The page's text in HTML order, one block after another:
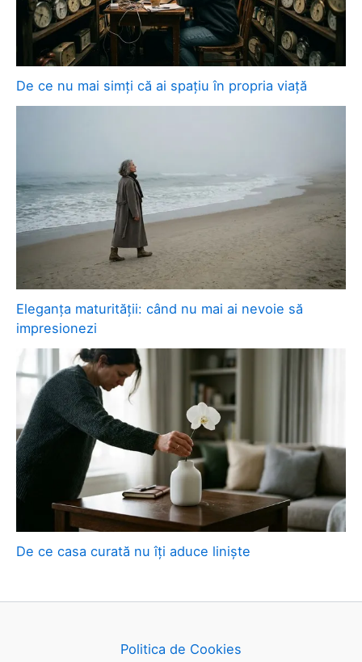
De ce nu mai simți că ai spațiu în propria viață
Eleganța maturității: când nu mai ai nevoie să
impresionezi
De ce casa curată nu îți aduce liniște
Politica de Cookies